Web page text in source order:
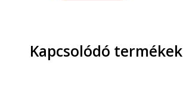
Kapcsolódó termékek